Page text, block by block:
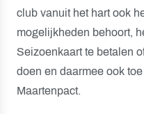
club vanuit het hart ook
mogelijkheden behoort,
Seizoenkaart te betalen
doen en daarmee ook
Maartenpact.